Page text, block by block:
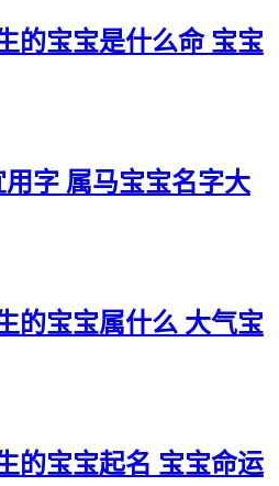
的宝宝是什么命 宝宝
用字 属马宝宝名字大
的宝宝属什么 大气宝
的宝宝起名 宝宝命运